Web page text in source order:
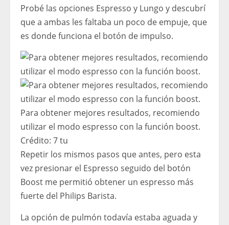
Probé las opciones Espresso y Lungo y descubrí
que a ambas les faltaba un poco de empuje, que
es donde funciona el botón de impulso.
Para obtener mejores resultados, recomiendo
utilizar el modo espresso con la función boost.
Crédito: 7 tu
Repetir los mismos pasos que antes, pero esta
vez presionar el Espresso seguido del botón
Boost me permitió obtener un espresso más
fuerte del Philips Barista.
La opción de pulmón todavía estaba aguada y